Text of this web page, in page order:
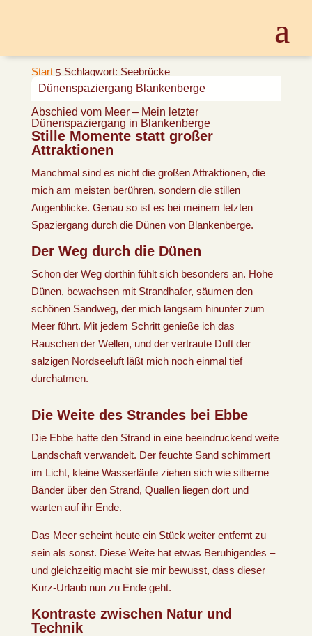
Start 5 Schlagwort: Seebrücke
Dünenspaziergang Blankenberge
Abschied vom Meer – Mein letzter
Dünenspaziergang in Blankenberge
Stille Momente statt großer
Attraktionen
Manchmal sind es nicht die großen Attraktionen, die
mich am meisten berühren, sondern die stillen
Augenblicke. Genau so ist es bei meinem letzten
Spaziergang durch die Dünen von Blankenberge.
Der Weg durch die Dünen
Schon der Weg dorthin fühlt sich besonders an. Hohe
Dünen, bewachsen mit Strandhafer, säumen den
schönen Sandweg, der mich langsam hinunter zum
Meer führt. Mit jedem Schritt genieße ich das
Rauschen der Wellen, und der vertraute Duft der
salzigen Nordseeluft läßt mich noch einmal tief
durchatmen.
Die Weite des Strandes bei Ebbe
Die Ebbe hatte den Strand in eine beeindruckend weite
Landschaft verwandelt. Der feuchte Sand schimmert
im Licht, kleine Wasserläufe ziehen sich wie silberne
Bänder über den Strand, Quallen liegen dort und
warten auf ihr Ende.
Das Meer scheint heute ein Stück weiter entfernt zu
sein als sonst. Diese Weite hat etwas Beruhigendes –
und gleichzeitig macht sie mir bewusst, dass dieser
Kurz-Urlaub nun zu Ende geht.
Kontraste zwischen Natur und
Technik